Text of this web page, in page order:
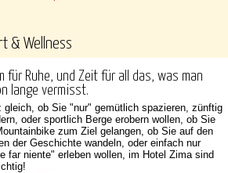
& Wellness
für Ruhe, und Zeit für all das, was man
lange vermisst.
gleich, ob Sie "nur" gemütlich spazieren, zünftig
oder sportlich Berge erobern wollen, ob Sie
zum Ziel gelangen, ob Sie auf den
der Geschichte wandeln, oder einfach nur
far niente" erleben wollen, im Hotel Zima sind